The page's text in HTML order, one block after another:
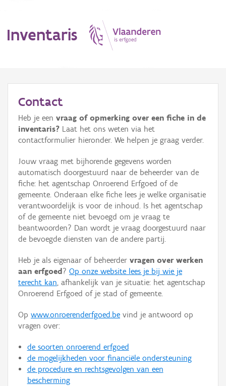
Inventaris
Erfgoedobject
Aanduidingsobject
Waarneming
Thema
Gebeurtenis
Persoon of collectief
Hergebruik
Aanmelden
Contact
Heb je een vraag of opmerking over een fiche in de
inventaris? Laat het ons weten via het
contactformulier hieronder. We helpen je graag verder.
Jouw vraag met bijhorende gegevens worden
automatisch doorgestuurd naar de beheerder van de
fiche: het agentschap Onroerend Erfgoed of de
gemeente. Onderaan elke fiche lees je welke organisatie
verantwoordelijk is voor de inhoud. Is het agentschap
of de gemeente niet bevoegd om je vraag te
beantwoorden? Dan wordt je vraag doorgestuurd naar
de bevoegde diensten van de andere partij.
Heb je als eigenaar of beheerder vragen over werken
aan erfgoed ? Op onze website lees je bij wie je
terecht kan, afhankelijk van je situatie: het agentschap
Onroerend Erfgoed of je stad of gemeente.
Op www.onroerenderfgoed.be vind je antwoord op
vragen over:
de soorten onroerend erfgoed
de mogelijkheden voor financiële ondersteuning
de procedure en rechtsgevolgen van een
bescherming